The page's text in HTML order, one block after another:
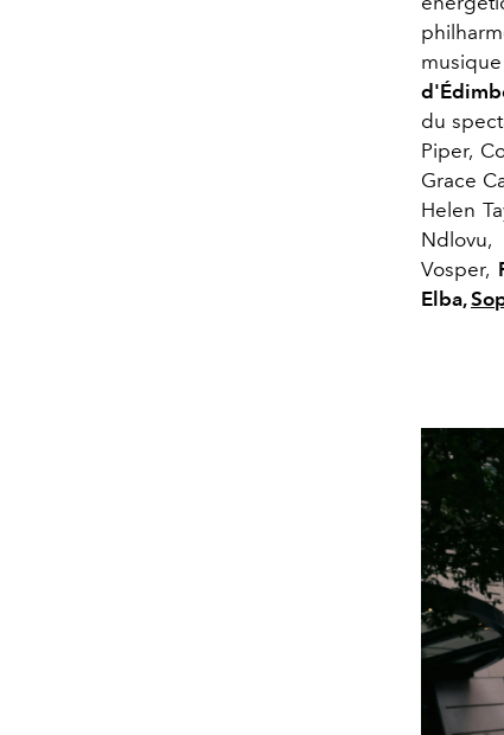
du
Piper,
Grace
Helen
Ndlovu,
Vosper,
Elba,